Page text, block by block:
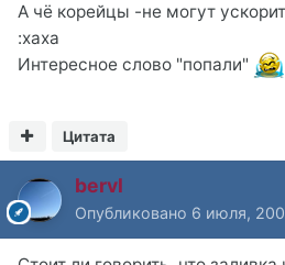
А чё корейцы -не могут
:xaxa
Интересное слово "попали"
Цитата
bervl
Опубликовано 6 июля,